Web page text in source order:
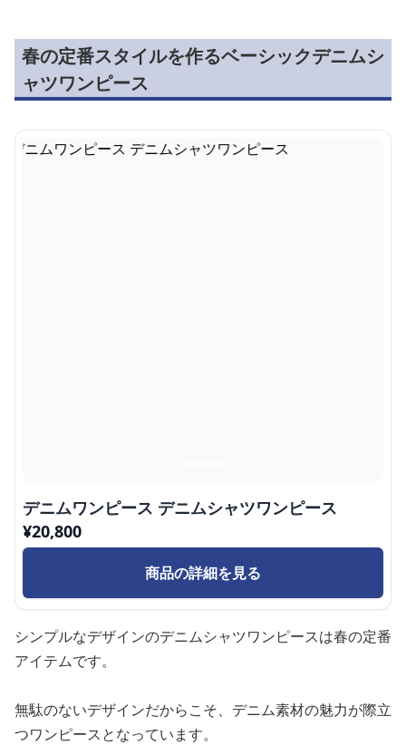
春の定番スタイルを作るベーシックデニムシ
ャツワンピース
デニムワンピース デニムシャツワンピース
¥20,800
商品の詳細を見る
シンプルなデザインのデニムシャツワンピースは春の定番
アイテムです。
無駄のないデザインだからこそ、デニム素材の魅力が際立
つワンピースとなっています。